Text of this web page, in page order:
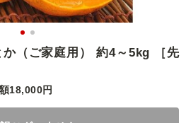
（ご家庭用） 約4～5kg ［先
18,000円